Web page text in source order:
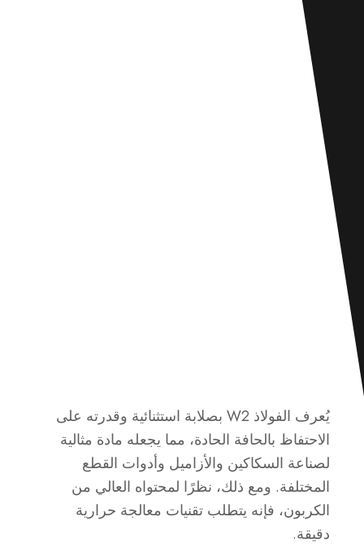
يُعرف الفولاذ W2 بصلابة استثنائية وقدرته على
الاحتفاظ بالحافة الحادة، مما يجعله مادة مثالية
لصناعة السكاكين والأزاميل وأدوات القطع
المختلفة. ومع ذلك، نظرًا لمحتواه العالي من
الكربون، فإنه يتطلب تقنيات معالجة حرارية
دقيقة.